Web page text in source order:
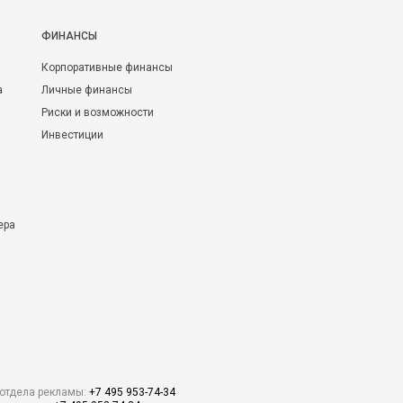
ФИНАНСЫ
Корпоративные финансы
Личные финансы
Риски и возможности
Инвестиции
рекламы: +7 495 953-74-34